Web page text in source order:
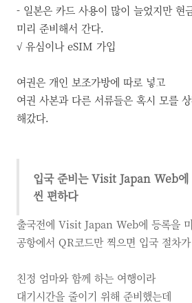
- 일본은 카드 사용이 많이 늘었지만 현
미리 준비해서 간다.
√ 유심이나 eSIM 가입
여권은 개인 보조가방에 따로 넣고
여권 사본과 다른 서류들은 혹시 모를
해갔다.
입국 준비는 Visit Japan Web에
씬 편하다
출국전에 Visit Japan Web에 등록을
공항에서 QR코드만 찍으면 입국 절차
친정 엄마와 함께 하는 여행이라
대기시간을 줄이기 위해 준비했는데